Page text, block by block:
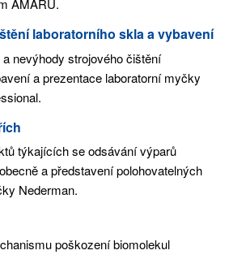
AMARU.
laboratorního skla a vybavení
nevýhody strojového čištění
a prezentace laboratorní myčky
týkajících se odsávání výparů
a představení polohovatelných
Nederman.
poškození biomolekul